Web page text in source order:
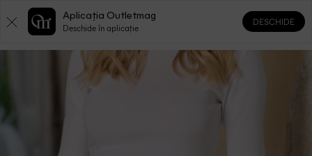
0 0
Aplicația Outletmag
Deschide în aplicație
DESCHIDE